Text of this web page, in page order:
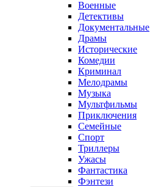
Военные
Детективы
Документальные
Драмы
Исторические
Комедии
Криминал
Мелодрамы
Музыка
Мультфильмы
Приключения
Семейные
Спорт
Триллеры
Ужасы
Фантастика
Фэнтези